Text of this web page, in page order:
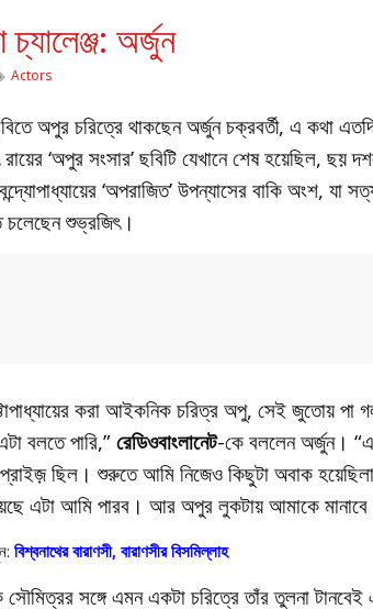
অর্জুন
Actors
অপুর চরিত্রে থাকছেন অর্জুন চক্রবর্তী, এ কথা
‘অপুর সংসার’ ছবিটি যেখানে শেষ হয়েছিল, ছয়
‘অপরাজিত’ উপন্যাসের বাকি অংশ, যা
চলেছেন শুভ্রজিৎ।
করা আইকনিক চরিত্র অপু, সেই জুতোয় পা
বলতে পারি,” রেডিওবাংলানেট-কে বললেন অর্জুন।
ছিল। শুরুতে আমি নিজেও কিছুটা অবাক
এটা আমি পারব। আর অপুর লুকটায় আমাকে
বিশ্বনাথের বারাণসী, বারাণসীর বিসমিল্লাহ
সঙ্গে এমন একটা চরিত্রে তাঁর তুলনা